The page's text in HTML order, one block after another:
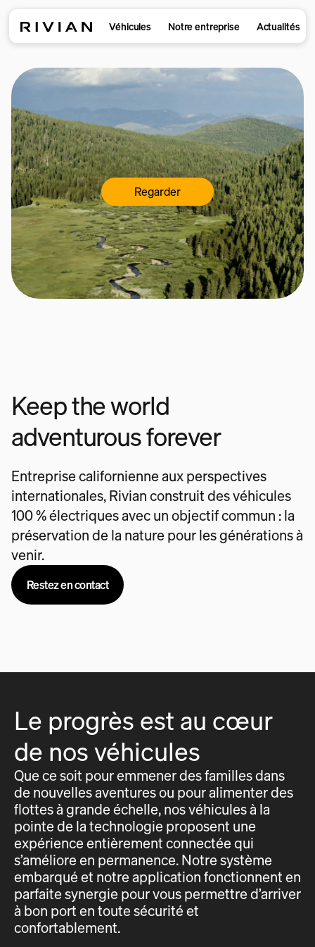
Véhicules Notre entreprise Actualités
Regarder
Keep the world
adventurous forever
Entreprise californienne aux perspectives
internationales, Rivian construit des véhicules
100 % électriques avec un objectif commun : la
préservation de la nature pour les générations à
venir.
Restez en contact
Le progrès est au cœur
de nos véhicules
Que ce soit pour emmener des familles dans
de nouvelles aventures ou pour alimenter des
flottes à grande échelle, nos véhicules à la
pointe de la technologie proposent une
expérience entièrement connectée qui
s’améliore en permanence. Notre système
embarqué et notre application fonctionnent en
parfaite synergie pour vous permettre d’arriver
à bon port en toute sécurité et
confortablement.